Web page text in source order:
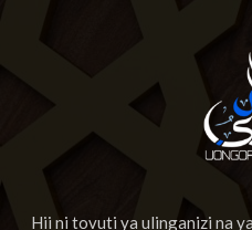
Hii ni tovuti ya ulinganizi na